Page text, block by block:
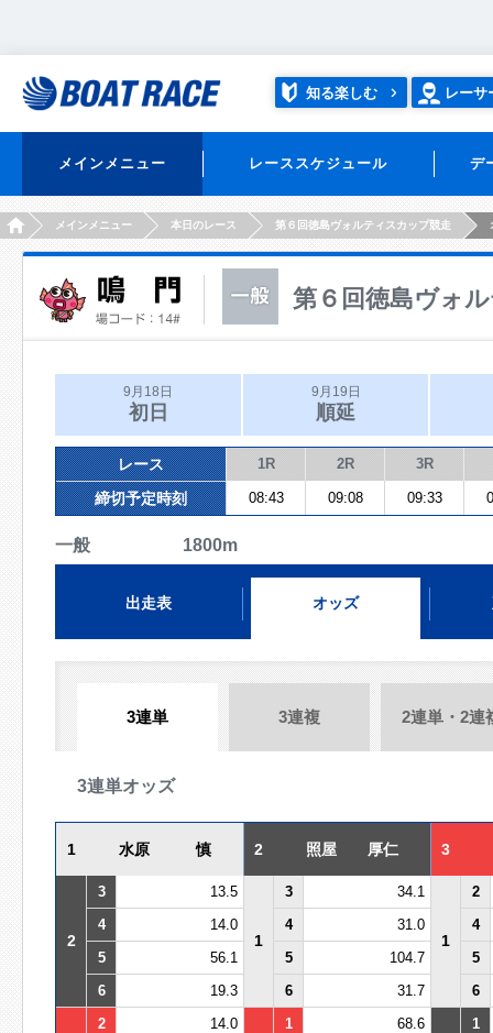
知る楽しむ レーサ
メインメニュー レーススケジュール デ
HOMEメインメニュー 本日のレース 第６回徳島ヴォルティスカップ競走
第６回徳島ヴォ
9月18日
初日
9月19日
順延
レース 1R 2R 3R
締切予定時刻 08:43 09:08 09:33
一般 1800m
出走表 オッズ
3連単 3連複 2連単・2連
3連単オッズ
1 水原 慎 2 照屋 厚仁 3
2
3 13.5
1
3 34.1
1
2
4
14.0 4 31.0
4
5
56.1 5 104.7
5
6
19.3 6 31.7 6
2 14.0 1 68.6
1